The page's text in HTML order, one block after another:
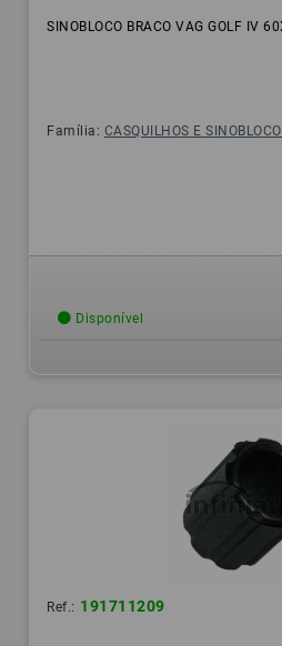
SINOBLOCO BRACO VAG GOLF IV
Família: CASQUILHOS E
Disponível
Ref.: 191711209